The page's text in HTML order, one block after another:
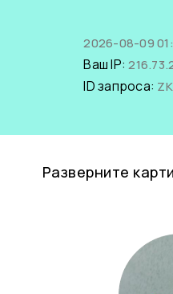
2026-08-09
Ваш IP:
ID запроса:
Разверните